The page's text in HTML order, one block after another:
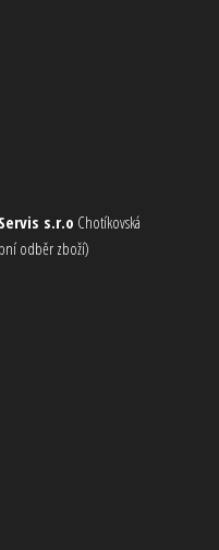
s.r.o Chotíkovská
odběr zboží)